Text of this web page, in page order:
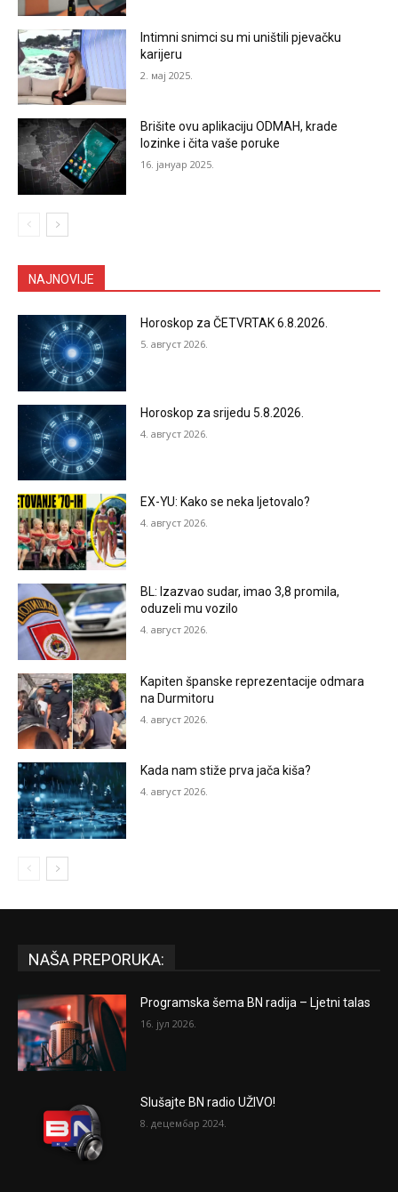
Intimni snimci su mi uništili pjevačku
karijeru
2. мај 2025.
Brišite ovu aplikaciju ODMAH, krade
lozinke i čita vaše poruke
16. јануар 2025.
NAJNOVIJE
Horoskop za ČETVRTAK 6.8.2026.
5. август 2026.
Horoskop za srijedu 5.8.2026.
4. август 2026.
EX-YU: Kako se neka ljetovalo?
4. август 2026.
BL: Izazvao sudar, imao 3,8 promila,
oduzeli mu vozilo
4. август 2026.
Kapiten španske reprezentacije odmara
na Durmitoru
4. август 2026.
Kada nam stiže prva jača kiša?
4. август 2026.
NAŠA PREPORUKA:
Programska šema BN radija – Ljetni talas
16. јул 2026.
Slušajte BN radio UŽIVO!
8. децембар 2024.